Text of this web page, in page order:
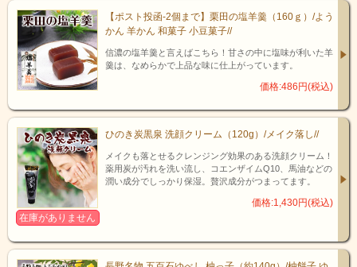
「普導丸」は、「口中清涼剤」として、吐き気その他の不快感の防止を
目的とする内服剤に分類され、その範囲の効能、効果を持つ医薬部外品
として製造の承認・許可を受けています。あずさ屋では
草丸で有名な日野製薬株式会社様より、販売の委託を請けております。
どうぞ安心してお買い求め下さい。
【ポスト投函-2個まで】栗田の塩羊羹（160ｇ）/よう
かん 羊かん 和菓子 小豆菓子//
信濃の塩羊羹と言えばこちら！甘さの中に塩味が利いた羊
羹は、なめらかで上品な味に仕上がっています。
価格:486円(税込)
ひのき炭黒泉 洗顔クリーム（120g）/メイク落し//
メイクも落とせるクレンジング効果のある洗顔クリーム！
薬用炭が汚れを洗い流し、コエンザイムQ10、馬油などの
潤い成分でしっかり保湿。贅沢成分がつまってます。
価格:1,430円(税込)
在庫がありません